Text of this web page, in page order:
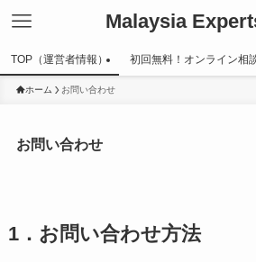
Malaysia
TOP（運営者情報） 初回無料！オンライン相
ホーム お問い合わせ
お問い合わせ
1．お問い合わせ方法